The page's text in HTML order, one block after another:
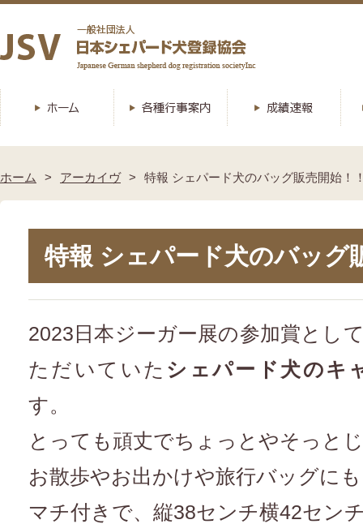
ホーム アーカイヴ 特報 シェパード犬のバッグ販売開始！
特報 シェパード犬のバッグ
2023日本ジーガー展の参加賞とし
ただいていた シェパード犬のキ
す。
とっても頑丈でちょっとやそっと
お散歩やお出かけや旅行バッグに
マチ付きで、縦38センチ横42セン